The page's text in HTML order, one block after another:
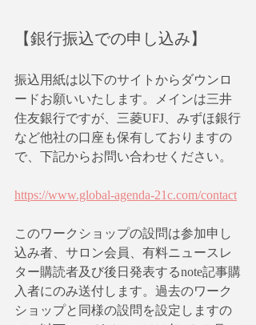
【銀行振込での申し込み】
振込用紙は以下のサイトからダウンロ
ードお願いいたします。メインは三井
住友銀行ですが、三菱UFJ、みずほ銀行
など他社の口座も保有しておりますの
で、下記からお問い合わせください。
https://www.global-agenda-21c.com/contact
このワークショップの設問は参加申し
込み者、サロン会員、有料ニュースレ
ター購読者及び後日発表するnote記事購
入者にのみ送付します。過去のワーク
ショップと同様の設問を設定しますの